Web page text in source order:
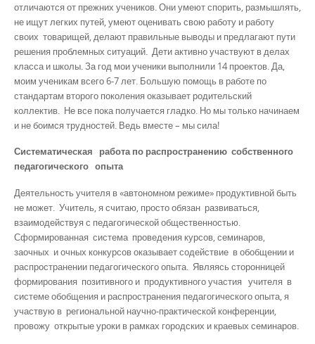
отличаются от прежних учеников. Они умеют спорить, размышлять,
не ищут легких путей, умеют оценивать свою работу и работу
своих товарищей, делают правильные выводы и предлагают пути
решения проблемных ситуаций. Дети активно участвуют в делах
класса и школы. За год мои ученики выполнили 14 проектов. Да,
моим ученикам всего 6-7 лет. Большую помощь в работе по
стандартам второго поколения оказывает родительский
коллектив. Не все пока получается гладко. Но мы только начинаем
и не боимся трудностей. Ведь вместе – мы сила!
Систематическая работапо распространению собственного
педагогического опыта
Деятельность учителя в «автономном режиме» продуктивной быть
не может. Учитель, я считаю, просто обязан развиваться,
взаимодействуя с педагогической общественностью.
Сформированная система проведения курсов, семинаров,
заочных и очных конкурсов оказывает содействие в обобщении и
распространении педагогического опыта. Являясь сторонницей
формирования позитивного и продуктивного участия учителя в
системе обобщения и распространения педагогического опыта, я
участвую в региональной научно-практической конференции,
провожу открытые уроки в рамках городских и краевых семинаров.